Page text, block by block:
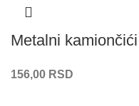
Metalni kamiončići
156,00 RSD